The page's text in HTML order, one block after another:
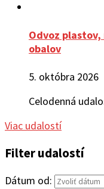
Odvoz
obalov
5. októbra 2026
Celodenná
Viac udalostí
Filter udalostí
Dátum od: